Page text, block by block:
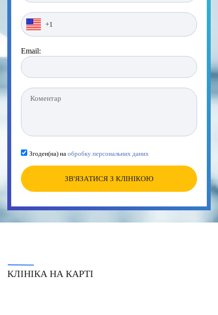
Email:
Згоден(на) на обробку персональних даних
ЗВ'ЯЗАТИСЯ З КЛІНІКОЮ
КЛІНІКА НА КАРТІ